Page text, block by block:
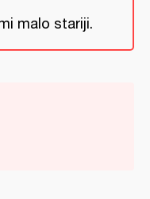
malo stariji.